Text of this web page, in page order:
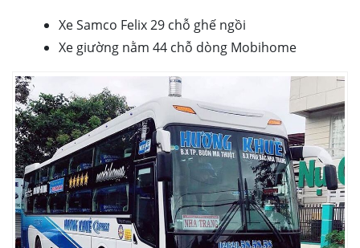
Xe Samco Felix 29 chỗ ghế ngồi
Xe giường nằm 44 chỗ dòng Mobihome